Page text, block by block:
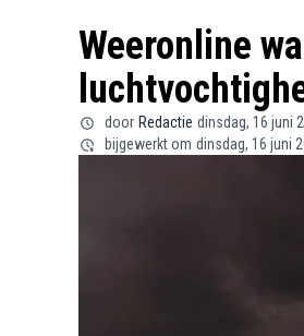
Weeronline
door Redactie dinsdag, 16 juni
bijgewerkt om dinsdag, 16 juni